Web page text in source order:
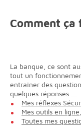
Comment ça
La banque, ce sont
tout un
entraîner des
quelques réponses ...
Mes réflexes
Mes outils en
Toutes mes